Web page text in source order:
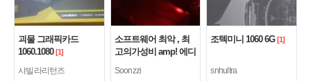
괴물 그래픽카드
1060.1080 [1]
샤빌라리턴즈
소프트웨어 최악 , 최
고의가성비 amp! 에디
Soonzzi
조텍미니 1060 6G [1]
snhultra